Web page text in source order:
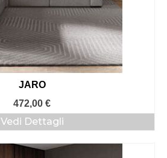
JARO
472,00 €
Vedi Dettagli